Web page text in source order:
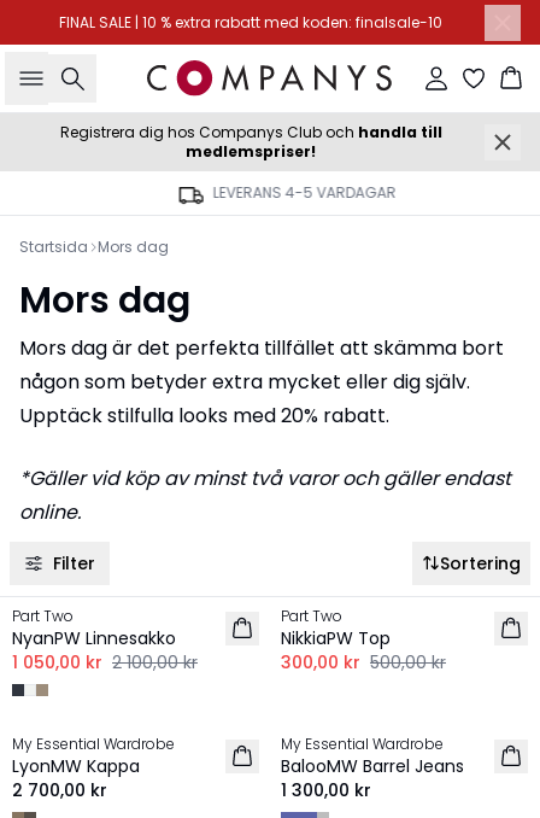
FINAL SALE | 10 % extra rabatt med koden: finalsale-10
Sök Logga in
Registrera dig hos Companys Club och handla till
medlemspriser!
LEVERANS 4-5 VARDAGAR
Startsida Mors dag
Mors dag
Mors dag är det perfekta tillfället att skämma bort
någon som betyder extra mycket eller dig själv.
Upptäck stilfulla looks med 20% rabatt.
*Gäller vid köp av minst två varor och gäller endast
online.
Filter Sortering
LINNE
-50%
Part Two
NyanPW Linnesakko
1 050,00 kr 2 100,00 kr
Part Two
NikkiaPW Top
300,00 kr 500,00 kr
My Essential Wardrobe
LyonMW Kappa
2 700,00 kr
My Essential Wardrobe
BalooMW Barrel Jeans
1 300,00 kr